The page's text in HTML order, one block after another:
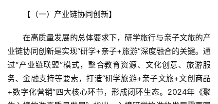
【（一）产业链协同创新】
在高质量发展的总体要求下，研学旅行与亲子文旅的产
业链协同创新是实现“研学+亲子+旅游”深度融合的关键。通
过“产业链联盟”模式，整合教育资源、文化创意、旅游服
务、金融支持等要素，打造“研学旅游+亲子文旅+文创商品
+数字化营销”四大核心环节，形成闭环生态。2024年《聚